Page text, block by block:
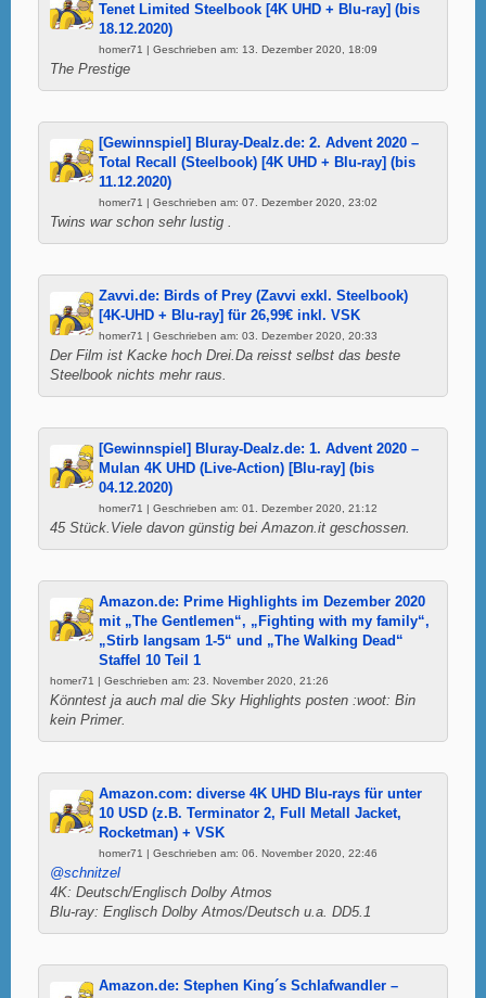
Tenet Limited Steelbook [4K UHD + Blu-ray] (bis
18.12.2020)
homer71 | Geschrieben am: 13. Dezember 2020, 18:09
The Prestige
[Gewinnspiel] Bluray-Dealz.de: 2. Advent 2020 –
Total Recall (Steelbook) [4K UHD + Blu-ray] (bis
11.12.2020)
homer71 | Geschrieben am: 07. Dezember 2020, 23:02
Twins war schon sehr lustig .
Zavvi.de: Birds of Prey (Zavvi exkl. Steelbook)
[4K-UHD + Blu-ray] für 26,99€ inkl. VSK
homer71 | Geschrieben am: 03. Dezember 2020, 20:33
Der Film ist Kacke hoch Drei.Da reisst selbst das beste
Steelbook nichts mehr raus.
[Gewinnspiel] Bluray-Dealz.de: 1. Advent 2020 –
Mulan 4K UHD (Live-Action) [Blu-ray] (bis
04.12.2020)
homer71 | Geschrieben am: 01. Dezember 2020, 21:12
45 Stück.Viele davon günstig bei Amazon.it geschossen.
Amazon.de: Prime Highlights im Dezember 2020
mit „The Gentlemen“, „Fighting with my family“,
„Stirb langsam 1-5“ und „The Walking Dead“
Staffel 10 Teil 1
homer71 | Geschrieben am: 23. November 2020, 21:26
Könntest ja auch mal die Sky Highlights posten :woot: Bin
kein Primer.
Amazon.com: diverse 4K UHD Blu-rays für unter
10 USD (z.B. Terminator 2, Full Metall Jacket,
Rocketman) + VSK
homer71 | Geschrieben am: 06. November 2020, 22:46
@schnitzel
4K: Deutsch/Englisch Dolby Atmos
Blu-ray: Englisch Dolby Atmos/Deutsch u.a. DD5.1
Amazon.de: Stephen King´s Schlafwandler –